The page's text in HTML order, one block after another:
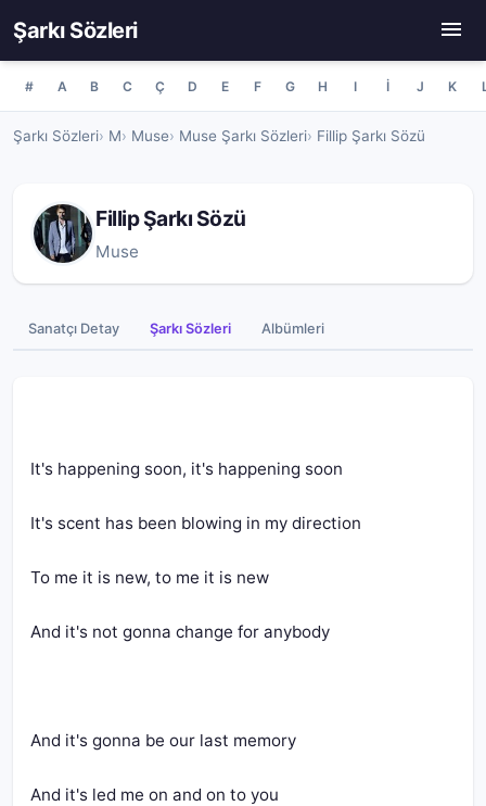
Şarkı Sözleri
# A B C Ç D E F G H I İ J K
Şarkı Sözleri M Muse Muse Şarkı Sözleri Fillip Şarkı Sözü
Fillip Şarkı Sözü
Muse
Sanatçı Detay Şarkı Sözleri Albümleri
It's happening soon, it's happening soon
It's scent has been blowing in my direction
To me it is new, to me it is new
And it's not gonna change for anybody
And it's gonna be our last memory
And it's led me on and on to you